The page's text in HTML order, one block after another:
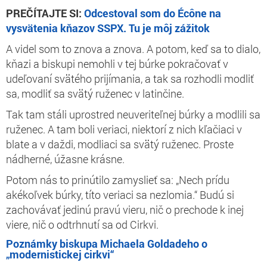
PREČÍTAJTE SI: Odcestoval som do Écône na
vysvätenia kňazov SSPX. Tu je môj zážitok
A videl som to znova a znova. A potom, keď sa to dialo,
kňazi a biskupi nemohli v tej búrke pokračovať v
udeľovaní svätého prijímania, a tak sa rozhodli modliť
sa, modliť sa svätý ruženec v latinčine.
Tak tam stáli uprostred neuveriteľnej búrky a modlili sa
ruženec. A tam boli veriaci, niektorí z nich kľačiaci v
blate a v daždi, modliaci sa svätý ruženec. Proste
nádherné, úžasne krásne.
Potom nás to prinútilo zamyslieť sa: „Nech prídu
akékoľvek búrky, títo veriaci sa nezlomia.“ Budú si
zachovávať jedinú pravú vieru, nič o prechode k inej
viere, nič o odtrhnutí sa od Cirkvi.
Poznámky biskupa Michaela Goldadeho o
„modernistickej cirkvi“